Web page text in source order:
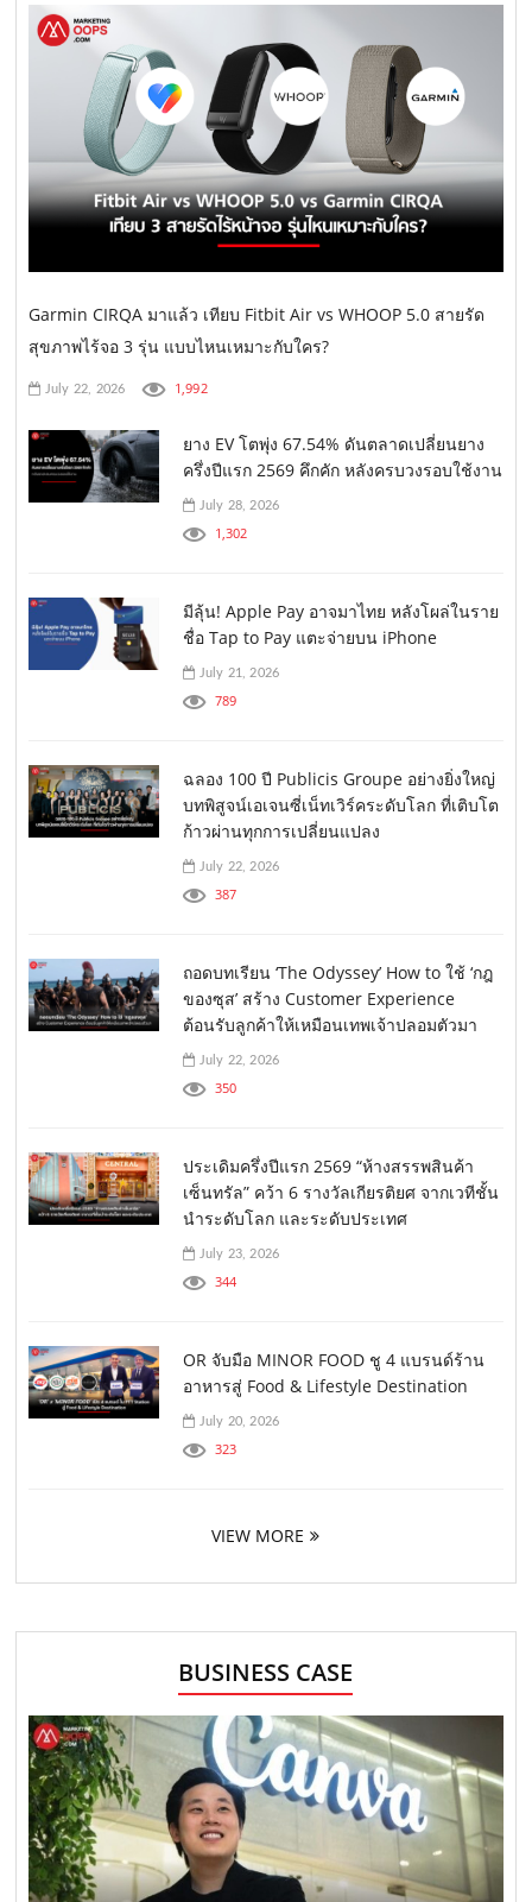
Garmin CIRQA มาแล้ว เทียบ Fitbit Air vs WHOOP 5.0 สายรัด
สุขภาพไร้จอ 3 รุ่น แบบไหนเหมาะกับใคร?
July 22, 2026 1,992
ยาง EV โตพุ่ง 67.54% ดันตลาดเปลี่ยนยาง
ครึ่งปีแรก 2569 คึกคัก หลังครบวงรอบใช้งาน
July 28, 2026
1,302
มีลุ้น! Apple Pay อาจมาไทย หลังโผล่ในราย
ชื่อ Tap to Pay แตะจ่ายบน iPhone
July 21, 2026
789
ฉลอง 100 ปี Publicis Groupe อย่างยิ่งใหญ่
บทพิสูจน์เอเจนซี่เน็ทเวิร์คระดับโลก ที่เติบโต
ก้าวผ่านทุกการเปลี่ยนแปลง
July 22, 2026
387
ถอดบทเรียน ‘The Odyssey’ How to ใช้ ‘กฎ
ของซุส’ สร้าง Customer Experience
ต้อนรับลูกค้าให้เหมือนเทพเจ้าปลอมตัวมา
July 22, 2026
350
ประเดิมครึ่งปีแรก 2569 “ห้างสรรพสินค้า
เซ็นทรัล” คว้า 6 รางวัลเกียรติยศ จากเวทีชั้น
นำระดับโลก และระดับประเทศ
July 23, 2026
344
OR จับมือ MINOR FOOD ชู 4 แบรนด์ร้าน
อาหารสู่ Food & Lifestyle Destination
July 20, 2026
323
VIEW MORE
BUSINESS CASE